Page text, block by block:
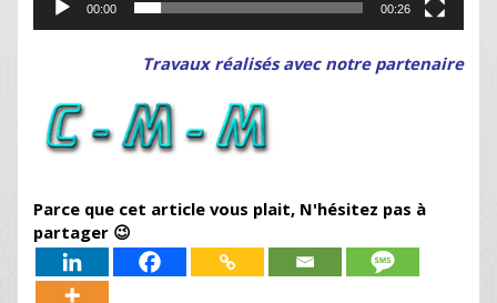
00:00 00:26
Travaux réalisés avec notre partenaire
Parce que cet article vous plait, N'hésitez pas à
partager 😉